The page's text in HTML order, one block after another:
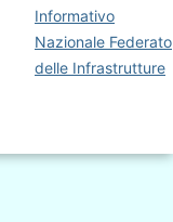
Informativo
Nazionale Federato
delle Infrastrutture